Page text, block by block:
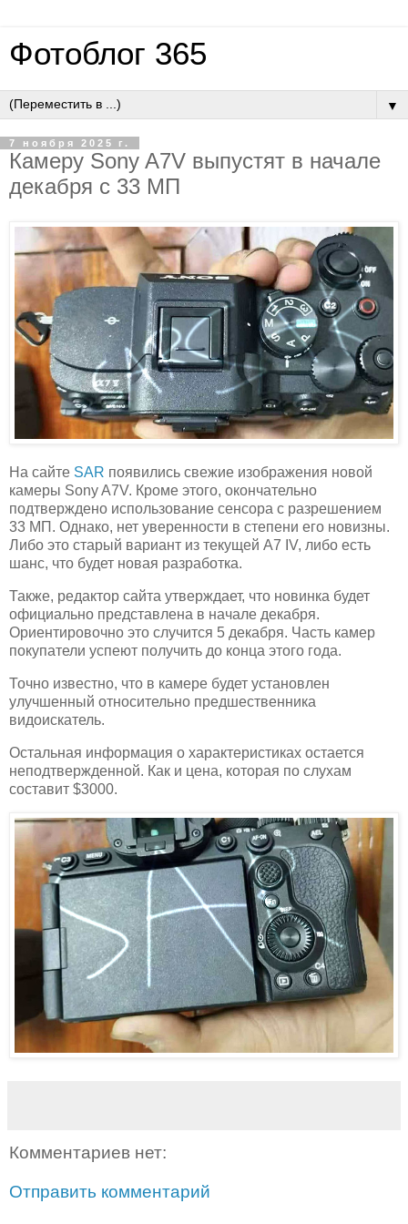
Фотоблог 365
▼
7 ноября 2025 г.
Камеру Sony A7V выпустят в начале
декабря с 33 МП
На сайте SAR появились свежие изображения новой
камеры Sony A7V. Кроме этого, окончательно
подтверждено использование сенсора с разрешением
33 МП. Однако, нет уверенности в степени его новизны.
Либо это старый вариант из текущей A7 IV, либо есть
шанс, что будет новая разработка.
Также, редактор сайта утверждает, что новинка будет
официально представлена в начале декабря.
Ориентировочно это случится 5 декабря. Часть камер
покупатели успеют получить до конца этого года.
Точно известно, что в камере будет установлен
улучшенный относительно предшественника
видоискатель.
Остальная информация о характеристиках остается
неподтвержденной. Как и цена, которая по слухам
составит $3000.
Комментариев нет:
Отправить комментарий